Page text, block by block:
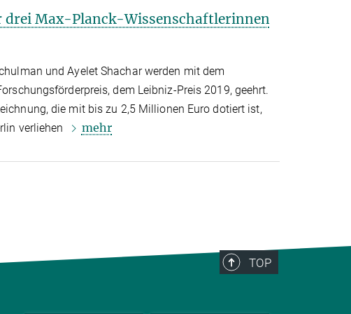
drei Max-Planck-Wissenschaftlerinnen
und Ayelet Shachar werden mit dem
dem Leibniz-Preis 2019, geehrt.
die mit bis zu 2,5 Millionen Euro dotiert ist,
verliehen
mehr
TOP